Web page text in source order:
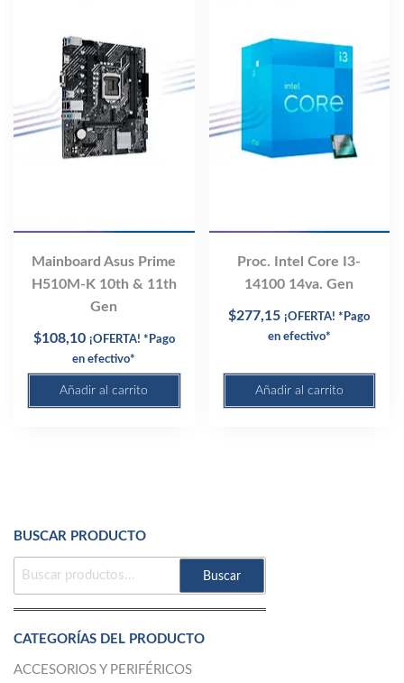
Mainboard Asus Prime
H510M-K 10th & 11th
Gen
$108,10 ¡OFERTA! *Pago
en efectivo*
Añadir al carrito
Proc. Intel Core I3-
14100 14va. Gen
$277,15 ¡OFERTA! *Pago
en efectivo*
Añadir al carrito
BUSCAR PRODUCTO
BUSCAR
Buscar
CATEGORÍAS DEL PRODUCTO
ACCESORIOS Y PERIFÉRICOS